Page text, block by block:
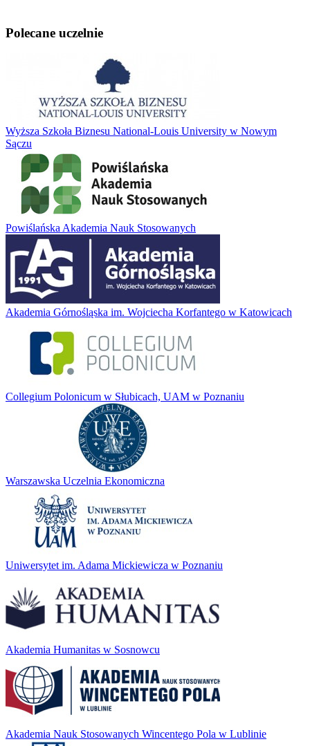
Polecane uczelnie
Wyższa Szkoła Biznesu National-Louis University w Nowym
Sączu
Powiślańska Akademia Nauk Stosowanych
Akademia Górnośląska im. Wojciecha Korfantego w Katowicach
Collegium Polonicum w Słubicach, UAM w Poznaniu
Warszawska Uczelnia Ekonomiczna
Uniwersytet im. Adama Mickiewicza w Poznaniu
Akademia Humanitas w Sosnowcu
Akademia Nauk Stosowanych Wincentego Pola w Lublinie